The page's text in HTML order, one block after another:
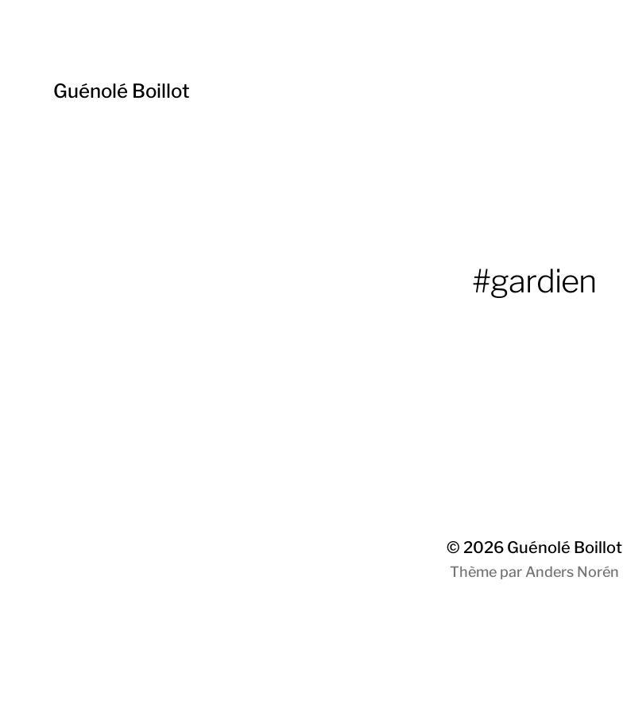
Guénolé Boillot
#gardien
© 2026 Guénolé Boillot
Thème par Anders Norén